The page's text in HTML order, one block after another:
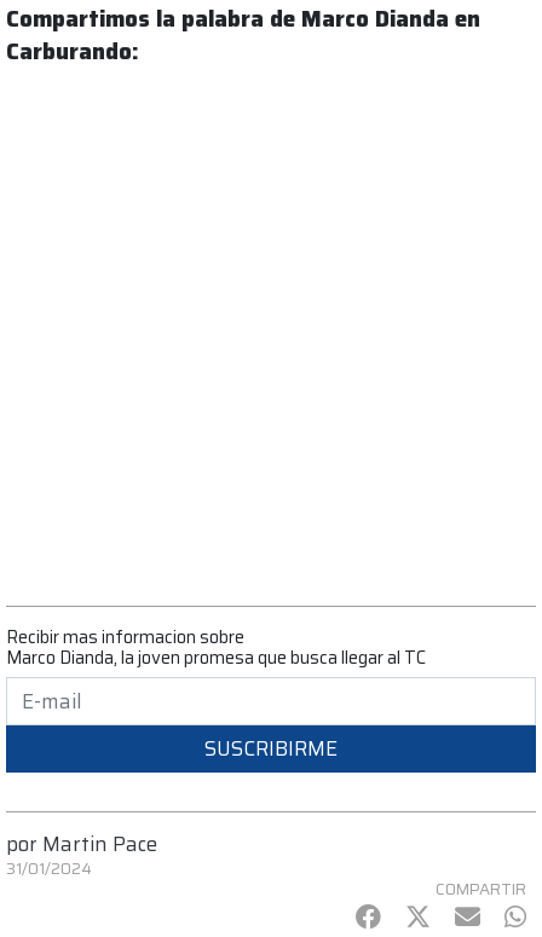
Compartimos la palabra de Marco Dianda en
Carburando:
Recibir mas informacion sobre
Marco Dianda, la joven promesa que busca llegar al TC
SUSCRIBIRME
por Martin Pace
31/01/2024
COMPARTIR
Facebook
Twitter
mail